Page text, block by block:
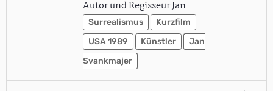
Autor und Regisseur Jan…
Surrealismus
Kurzfilm
USA 1989
Künstler
Jan
Svankmajer